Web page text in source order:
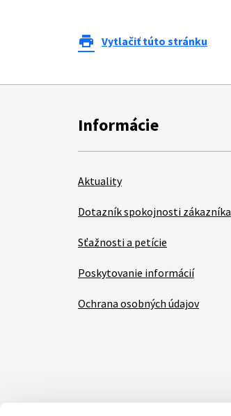
print Vytlačiť túto stránku
Informácie
Aktuality
Dotazník spokojnosti zákazníka
Sťažnosti a petície
Poskytovanie informácií
Ochrana osobných údajov